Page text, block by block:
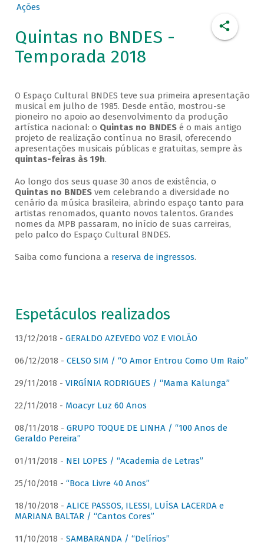
Ações
Quintas no BNDES -
Temporada 2018
O Espaço Cultural BNDES teve sua primeira apresentação
musical em julho de 1985. Desde então, mostrou-se
pioneiro no apoio ao desenvolvimento da produção
artística nacional: o Quintas no BNDESé o mais antigo
projeto de realização contínua no Brasil, oferecendo
apresentações musicais públicas e gratuitas, sempre às
quintas-feiras às 19h.
Ao longo dos seus quase 30 anos de existência, o
Quintas no BNDESvem celebrando a diversidade no
cenário da música brasileira, abrindo espaço tanto para
artistas renomados, quanto novos talentos. Grandes
nomes da MPB passaram, no início de suas carreiras,
pelo palco do Espaço Cultural BNDES.
Saiba como funciona a reserva de ingressos.
Espetáculos realizados
13/12/2018 - GERALDO AZEVEDO VOZ E VIOLÃO
06/12/2018 - CELSO SIM / “O Amor Entrou Como Um Raio”
29/11/2018 - VIRGÍNIA RODRIGUES / “Mama Kalunga”
22/11/2018 - Moacyr Luz 60 Anos
08/11/2018 - GRUPO TOQUE DE LINHA / “100 Anos de
Geraldo Pereira”
01/11/2018 - NEI LOPES / “Academia de Letras”
25/10/2018 - “Boca Livre 40 Anos”
18/10/2018 - ALICE PASSOS, ILESSI, LUÍSA LACERDA e
MARIANA BALTAR / “Cantos Cores”
11/10/2018 - SAMBARANDA / “Delírios”